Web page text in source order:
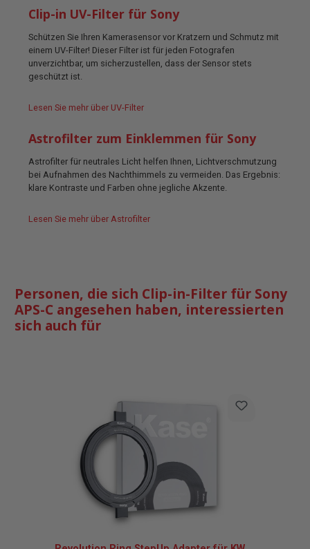
Clip-in UV-Filter für Sony
Schützen Sie Ihren Kamerasensor vor Kratzern und Schmutz mit
einem UV-Filter! Dieser Filter ist für jeden Fotografen
unverzichtbar, um sicherzustellen, dass der Sensor stets
geschützt ist.
Lesen Sie mehr über UV-Filter
Astrofilter zum Einklemmen für Sony
Astrofilter für neutrales Licht helfen Ihnen, Lichtverschmutzung
bei Aufnahmen des Nachthimmels zu vermeiden. Das Ergebnis:
klare Kontraste und Farben ohne jegliche Akzente.
Lesen Sie mehr über Astrofilter
Personen, die sich Clip-in-Filter für Sony
APS-C angesehen haben, interessierten
sich auch für